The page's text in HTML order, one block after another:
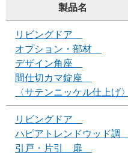
製品名
リビングドア
オプション・部材
デザイン角座
間仕切カマ錠座
〈サテンニッケル仕上げ〉
リビングドア
ハピアトレンドウッド調
引戸・片引 扉